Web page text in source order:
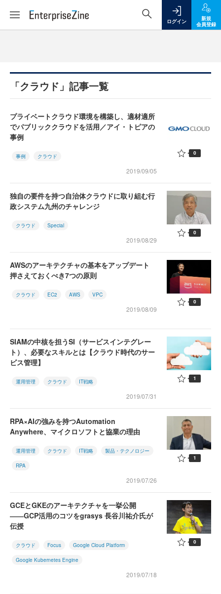
ログイン
新規
会員登録
「クラウド」記事一覧
プライベートクラウド環境を構築し、適材適所
でパブリッククラウドを活用／アイ・トピアの
事例
事例 クラウド
2019/09/05
0
独自の要件を持つ自治体クラウドに取り組む行
政システム九州のチャレンジ
クラウド Special
2019/08/29
0
AWSのアーキテクチャの基本をアップデート
押さえておくべき7つの原則
クラウド EC2 AWS VPC
2019/08/09
0
SIAMの中核を担うSI（サービスインテグレー
ト）、必要なスキルとは【クラウド時代のサー
ビス管理】
運用管理 クラウド IT戦略
2019/07/31
1
RPA×AIの強みを持つAutomation
Anywhere、マイクロソフトと協業の理由
運用管理 クラウド IT戦略 製品・テクノロジー
RPA
2019/07/26
1
GCEとGKEのアーキテクチャを一挙公開
――GCP活用のコツをgrasys 長谷川祐介氏が
伝授
クラウド Focus Google Cloud Platform
Google Kubernetes Engine
2019/07/18
0